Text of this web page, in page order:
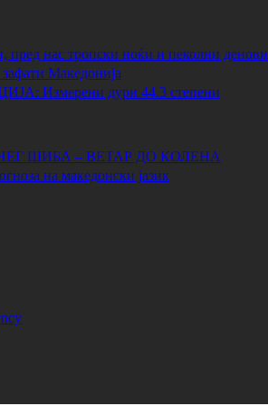
нас тропски ноќи и пеколни денови
Македонија
Измерени дури 44.3 степени
ШИБА – ВЕТАР ДО КОЛЕНА
на македонски јазик